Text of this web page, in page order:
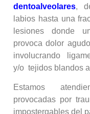
dentoalveolares,
labios hasta una
lesiones donde
provoca dolor
involucrando
y/o tejidos blandos
Estamos
provocadas por
impostergables del